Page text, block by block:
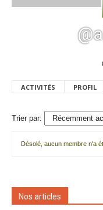
ACTIVITÉS PROFIL
Trier par:
amis
Désolé, aucun membre n'a
Nos articles